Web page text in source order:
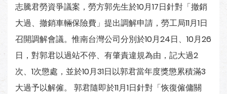
志騰君勞資爭議案，勞方郭先生於10月17日針對「撤銷
大過、撤銷車輛保險費」提出調解申請，勞工局11月1日
召開調解會議。惟南台灣公司分別於10月24日、10月26
日，對郭君以過站不停、有肇責違規為由，記大過2
次、1次懲處，並於10月31日以郭君當年度獎懲累積滿3
大過予以解僱。 郭君隨即於11月1日針對「恢復僱傭關